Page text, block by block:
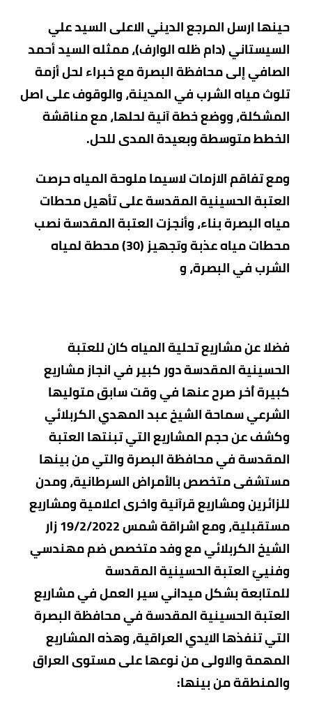
حينها ارسل المرجع الديني الاعلى السيد علي
السيستاني (دام ظله الوارف)، ممثله السيد أحمد
الصافي إلى محافظة البصرة مع خبراء لحل أزمة
تلوث مياه الشرب في المدينة، والوقوف على اصل
المشكلة، ووضع خطة آنية لحلها، مع مناقشة
الخطط متوسطة وبعيدة المدى للحل.
ومع تفاقم الازمات لاسيما ملوحة المياه حرصت
العتبة الحسينية المقدسة على تأهيل محطات
مياه البصرة بناء، وأنجزت العتبة المقدسة نصب
محطات مياه عذبة وتجهيز (30) محطة لمياه
الشرب في البصرة، و
فضلا عن مشاريع تحلية المياه كان للعتبة
الحسينية المقدسة دور كبير في انجاز مشاريع
كبيرة اُخر صرح عنها في وقت سابق متوليها
الشرعي سماحة الشيخ عبد المهدي الكربلائي
وكشف عن حجم المشاريع التي تبنتها العتبة
المقدسة في محافظة البصرة والتي من بينها
مستشفى متخصص بالأمراض السرطانية، ومدن
للزائرين ومشاريع قرآنية واخرى اعلامية ومشاريع
مستقبلية، ومع اشراقة شمس 19/2/2022 زار
الشيخ الكربلائي مع وفد متخصص ضم مهندسي
وفنييّ العتبة الحسينية المقدسة
للمتابعة بشكل ميداني سير العمل في مشاريع
العتبة الحسينية المقدسة في محافظة البصرة
التي تنفذها الايدي العراقية، وهذه المشاريع
المهمة والاولى من نوعها على مستوى العراق
والمنطقة من بينها: